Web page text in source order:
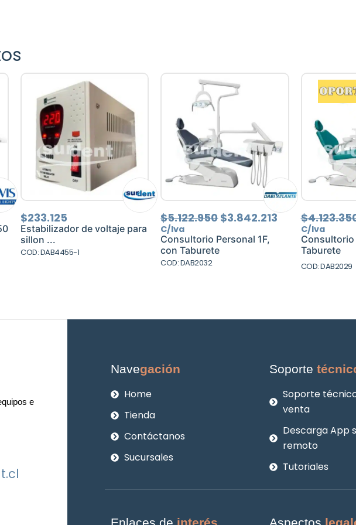
$233.125
Estabilizador de voltaje para
sillon ...
COD: DAB4455-1
$5.122.950El
precio
original
$3.842.213 El
precio
actual
$3.842.213.
C/Iva
Consultorio Personal 1F,
con Taburete
COD: DAB2032
$
C/Iva
Consultorio
Taburete
COD: DAB2029
e
Navegación
Home
Tienda
Contáctanos
Sucursales
Soporte
Soporte
venta
Descarga App
remoto
Tutoriales
Enlaces de interés Aspectos